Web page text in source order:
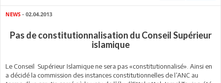
NEWS - 02.04.2013
Pas de constitutionnalisation du Conseil Supérieur
islamique
Le Conseil Supérieur Islamique ne sera pas «constitutionnalisé». Ainsi en
a décidé la commission des instances constitutionnelles de l’ANC au